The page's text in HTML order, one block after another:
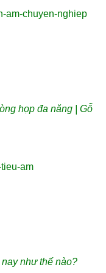
họp đa năng | Gỗ
như thế nào?